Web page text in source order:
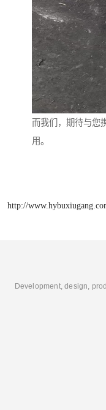
而我们，期待与您
用。
http://
Development, design,